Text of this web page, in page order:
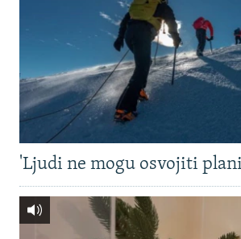
'Ljudi ne mogu osvojiti